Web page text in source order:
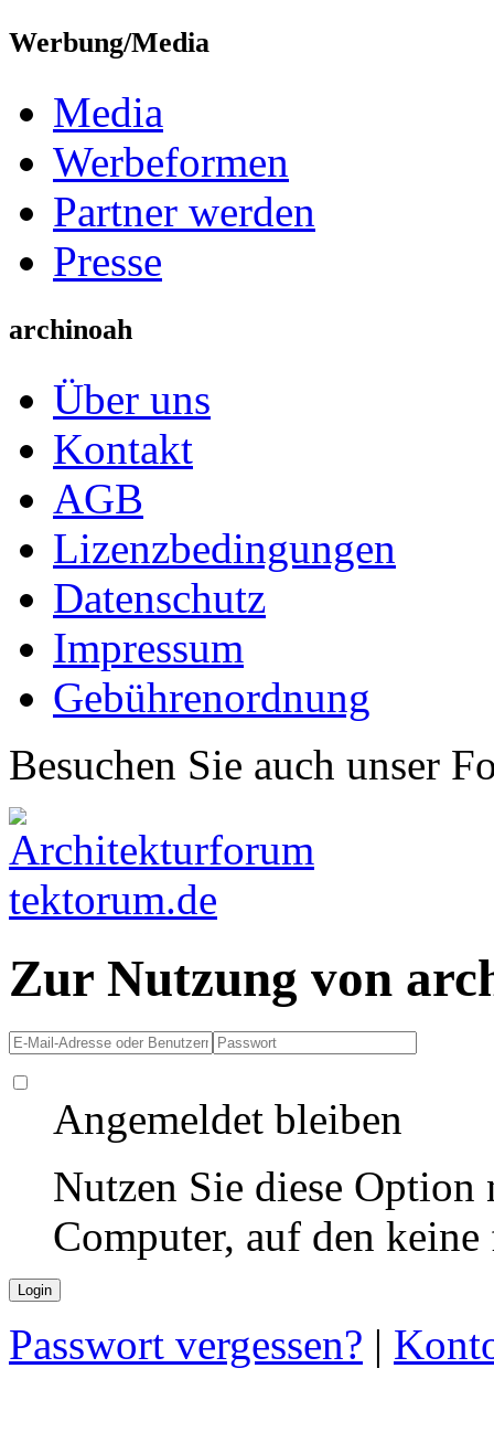
Werbung/Media
Media
Werbeformen
Partner werden
Presse
archinoah
Über uns
Kontakt
AGB
Lizenzbedingungen
Datenschutz
Impressum
Gebührenordnung
Besuchen Sie auch unser
Zur Nutzung von
Angemeldet bleiben
Nutzen Sie diese
Computer, auf den
Passwort vergessen? |